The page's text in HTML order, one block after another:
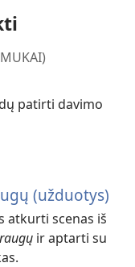
patirti davimo
(užduotys)
atkurti scenas iš
ir aptarti su